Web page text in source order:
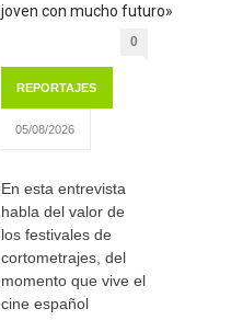
joven con mucho futuro»
0
REPORTAJES
05/08/2026
En esta entrevista
habla del valor de
los festivales de
cortometrajes, del
momento que vive el
cine español